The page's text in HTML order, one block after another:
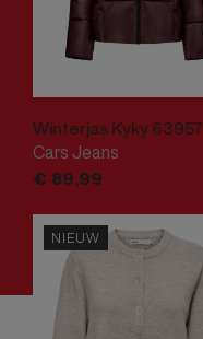
Winterjas Kyky 63957
Cars Jeans
€ 89,99
NIEUW